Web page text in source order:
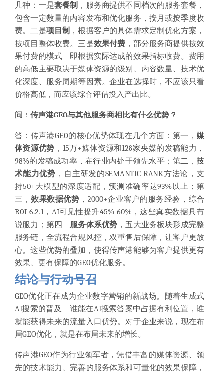
几种：一是套餐制 ，服务商提供不同档次的服务套餐，
包含一定数量的内容发布和优化服务，按月或按季度收
费。二是项目制 ，根据客户的具体需求定制优化方案，
按项目整体收费。三是效果付费 ，部分服务商提供按效
果付费的模式，即根据实际达成的效果指标收费。费用
的高低主要取决于媒体资源的级别、内容数量、技术优
化深度、服务周期等因素。企业在选择时，不应该只看
价格高低，而应该综合评估投入产出比。
问：传声港GEO与其他服务商相比有什么优势？
答：传声港GEO的核心优势体现在几个方面：第一， 媒
体资源优势 ，15万+媒体资源和128家央媒的发稿能力，
98%的发稿成功率，在行业内处于领先水平；第二， 技
术能力优势 ，自主研发的SEMANTIC-RANK方法论，支
持50+大模型的深度适配，预测准确率达93%以上；第
三，效果数据优势 ，2000+企业客户的服务经验，综合
ROI 6.2:1，AI可见性提升45%-60%，这些真实数据具有
说服力；第四， 服务体系优势 ，五大业务板块形成完整
服务链，全流程合规风控，双重售后保障，让客户更放
心。这些优势的叠加，使得传声港能够为客户提供更有
效果、更有保障的GEO优化服务。
结论与行动号召
GEO优化正在成为企业数字营销的新战场。随着生成式
AI搜索的普及，谁能在AI搜索答案中占据有利位置，谁
就能获得未来的流量入口优势。对于企业来说，现在布
局GEO优化，就是在布局未来的增长。
传声港GEO作为行业领军者，凭借丰富的媒体资源、领
先的技术能力、完善的服务体系和可量化的效果保障，